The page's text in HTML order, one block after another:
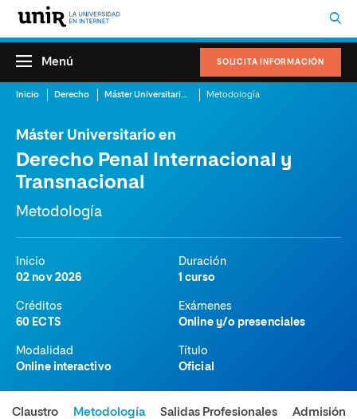
SOLICITA INFORMACIÓN
Menú
Inicio Derecho Máster Universitario en Derecho Penal Internacional y Transnacional Metodología
Máster Universitario en
Derecho Penal Internacional y
Transnacional
Metodología
Inicio
02 nov 2026
Duración
1 curso
Créditos
60 ECTS
Exámenes
Online y/o presenciales
Modalidad
Online interactivo
Título
Oficial
Claustro Metodología Salidas Profesionales Admisión